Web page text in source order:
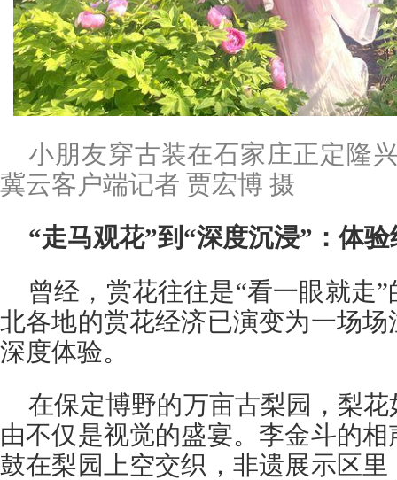
小朋友穿古装在石家庄正定隆
冀云客户端记者 贾宏博 摄
“走马观花”到“深度沉浸”：体
曾经，赏花往往是“看一眼就走
北各地的赏花经济已演变为一场
深度体验。
在保定博野的万亩古梨园，梨
由不仅是视觉的盛宴。李金斗的
鼓在梨园上空交织，非遗展示区